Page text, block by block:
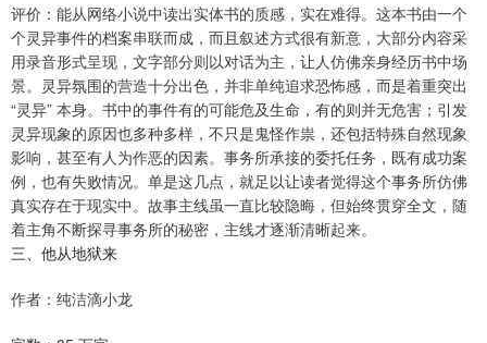
评价：能从网络小说中读出实体书的质感，实在难得。这本书由一个
个灵异事件的档案串联而成，而且叙述方式很有新意，大部分内容采
用录音形式呈现，文字部分则以对话为主，让人仿佛亲身经历书中场
景。灵异氛围的营造十分出色，并非单纯追求恐怖感，而是着重突出
“灵异” 本身。书中的事件有的可能危及生命，有的则并无危害；引发
灵异现象的原因也多种多样，不只是鬼怪作祟，还包括特殊自然现象
影响，甚至有人为作恶的因素。事务所承接的委托任务，既有成功案
例，也有失败情况。单是这几点，就足以让读者觉得这个事务所仿佛
真实存在于现实中。故事主线虽一直比较隐晦，但始终贯穿全文，随
着主角不断探寻事务所的秘密，主线才逐渐清晰起来。
三、他从地狱来
作者：纯洁滴小龙